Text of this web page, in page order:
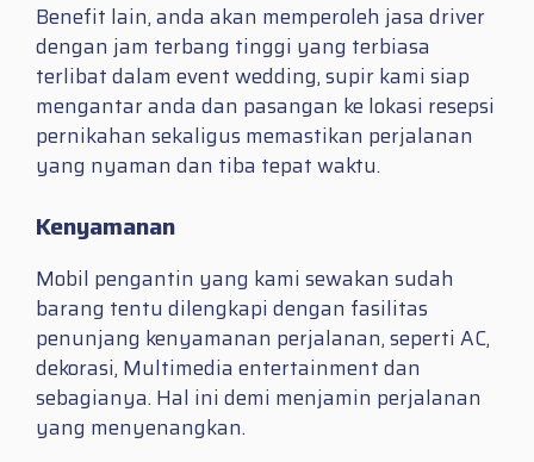
Benefit lain, anda akan memperoleh jasa driver
dengan jam terbang tinggi yang terbiasa
terlibat dalam event wedding, supir kami siap
mengantar anda dan pasangan ke lokasi resepsi
pernikahan sekaligus memastikan perjalanan
yang nyaman dan tiba tepat waktu.
Kenyamanan
Mobil pengantin yang kami sewakan sudah
barang tentu dilengkapi dengan fasilitas
penunjang kenyamanan perjalanan, seperti AC,
dekorasi, Multimedia entertainment dan
sebagianya. Hal ini demi menjamin perjalanan
yang menyenangkan.